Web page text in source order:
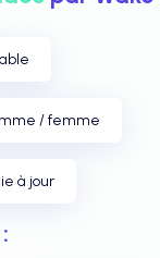
/ femme
à jour